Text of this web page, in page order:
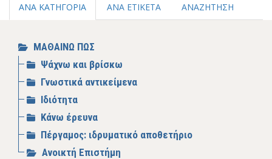
ΑΝΑ ΚΑΤΗΓΟΡΙΑ ΑΝΑ ΕΤΙΚΕΤΑ ΑΝΑΖΗΤΗΣΗ
ΜΑΘΑΙΝΩ ΠΩΣ
Ψάχνω και βρίσκω
Γνωστικά αντικείμενα
Ιδιότητα
Κάνω έρευνα
Πέργαμος: ιδρυματικό αποθετήριο
Ανοικτή Επιστήμη